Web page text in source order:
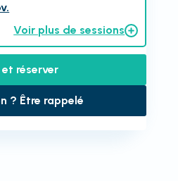
Voir plus de sessions
réserver
? Être rappelé